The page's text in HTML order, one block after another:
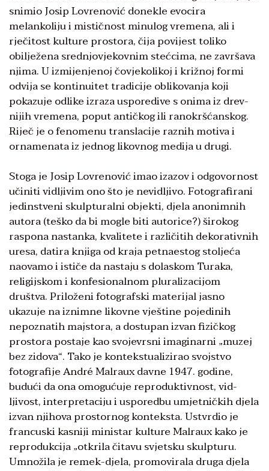
snimio Josip Lovrenović donekle evocira
melankoliju i mističnost minulog vremena, ali i
rječitost kulture prostora, čija povijest to­liko
obilježena srednjovjekovnim stećcima, ne završava
njima. U izmijenjenoj čovjekolikoj i križnoj formi
odvija se kontinuitet tradici­je oblikovanja koji
pokazuje odlike izraza usporedive s onima iz drev­
nijih vremena, poput antičkog ili ranokršćanskog.
Riječ je o fenomenu translacije raznih motiva i
ornamenata iz jed­nog likovnog medija u drugi.
Stoga je Josip Lovrenović imao izazov i odgovornost
učiniti vidljivim ono što je nevidljivo. Fo­tografirani
jedinstveni skulptural­ni objekti, djela anonimnih
autora (teško da bi mogle biti autorice?) širokog
raspona nastanka, kvalite­te i različitih dekorativnih
uresa, datira knjiga od kraja petnaestog stoljeća
naovamo i ističe da nasta­ju s dolaskom Turaka,
religijskom i konfesionalnom pluralizacijom
društva. Priloženi fotografski materijal jasno
ukazuje na iz­nimne likovne vještine pojedinih
nepoznatih majstora, a dostupan izvan fizičkog
prostora postaje kao svojevrsni imaginarni „muzej
bez zidova“. Tako je kontekstualizirao svojstvo
fotografije André Malraux davne 1947. godine,
budući da ona omogućuje reproduktivnost, vid­
ljivost, interpretaciju i usporedbu umjetničkih djela
izvan njihova prostornog konteksta. Ustvrdio je
francuski kasniji ministar kultu­re Malraux kako je
reprodukcija „otkrila čitavu svjetsku skulpturu.
Umnožila je remek-djela, promo­virala druga djela